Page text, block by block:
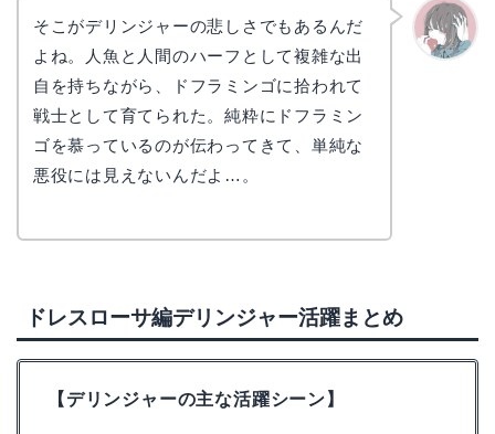
そこがデリンジャーの悲しさでもあるんだ
よね。人魚と人間のハーフとして複雑な出
自を持ちながら、ドフラミンゴに拾われて
戦士として育てられた。純粋にドフラミン
ゴを慕っているのが伝わってきて、単純な
悪役には見えないんだよ…。
ドレスローサ編デリンジャー活躍まとめ
【デリンジャーの主な活躍シーン】